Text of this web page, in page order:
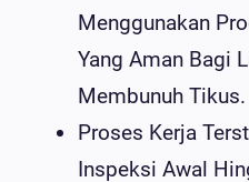
Menggunakan
Yang Aman Bagi
Membunuh Tikus.
Proses Kerja
Inspeksi Awal